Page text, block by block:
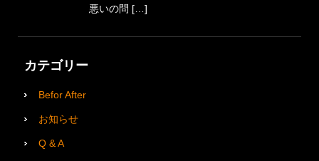
悪いの問 […]
カテゴリー
Befor After
お知らせ
Q & A